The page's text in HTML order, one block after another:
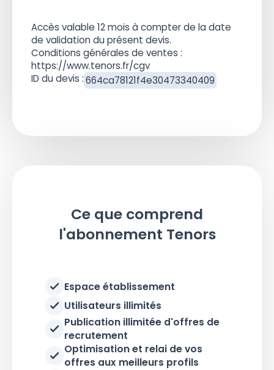
Accès valable 12 mois à compter de la date
de validation du présent devis.
Conditions générales de ventes :
https://www.tenors.fr/cgv
ID du devis :664ca78121f4e30473340409
Ce que comprend
l'abonnement Tenors
Espace établissement
Utilisateurs illimités
Publication illimitée d'offres de
recrutement
Optimisation et relai de vos
offres aux meilleurs profils